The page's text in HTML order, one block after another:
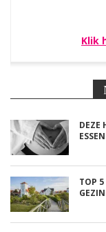
Klik
DEZE
TOP